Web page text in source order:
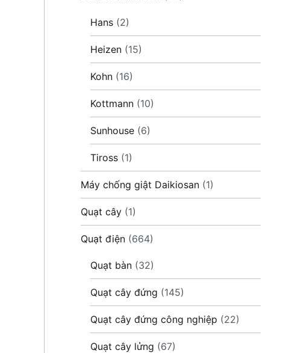
Hans (2)
Heizen (15)
Kohn (16)
Kottmann (10)
Sunhouse (6)
Tiross (1)
Máy chống giật Daikiosan (1)
Quạt cây (1)
Quạt điện (664)
Quạt bàn (32)
Quạt cây đứng (145)
Quạt cây đứng công nghiệp (22)
Quạt cây lửng (67)